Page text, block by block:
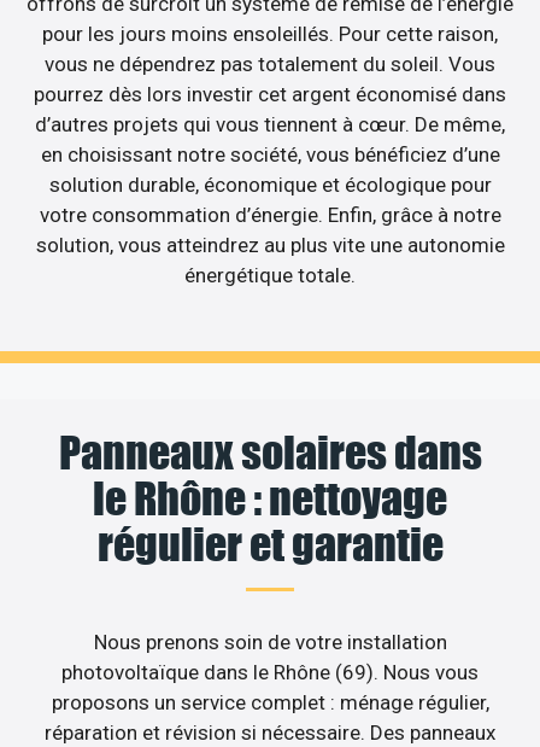
pour les jours moins ensoleillés. Pour cette raison,
vous ne dépendrez pas totalement du soleil. Vous
pourrez dès lors investir cet argent économisé dans
d’autres projets qui vous tiennent à cœur. De même,
en choisissant notre société, vous bénéficiez d’une
solution durable, économique et écologique pour
votre consommation d’énergie. Enfin, grâce à notre
solution, vous atteindrez au plus vite une autonomie
énergétique totale.
Panneaux solaires dans
le Rhône : nettoyage
régulier et garantie
Nous prenons soin de votre installation
photovoltaïque dans le Rhône (69). Nous vous
proposons un service complet : ménage régulier,
réparation et révision si nécessaire. Des panneaux